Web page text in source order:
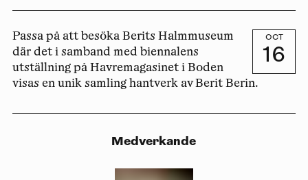
OCT
16
Passa på att besöka Berits Halmmuseum
där det i samband med biennalens
utställning på Havremagasinet i Boden
visas en unik samling hantverk av Berit Berin.
Medverkande